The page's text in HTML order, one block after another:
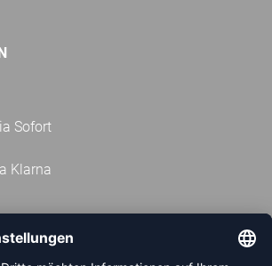
Sofort
Klarna
DEN KOSTENLOSEN